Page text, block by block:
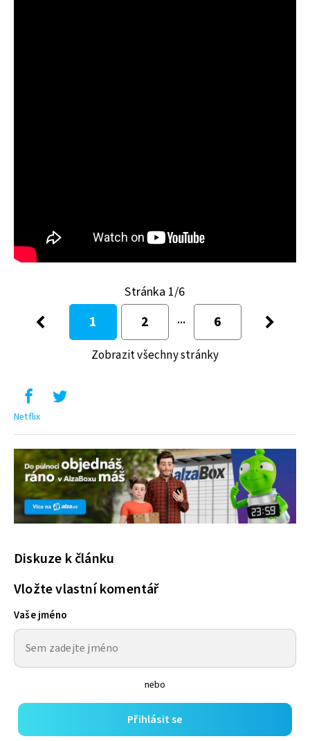
1 2 6
Stránka 1/6
Zobrazit všechny stránky
Netflix
Diskuze k článku
Vložte vlastní komentář
Vaše jméno
nebo
Přihlásit se